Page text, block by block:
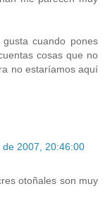
cuando pones
cosas que no
no estaríamos aquí
2007, 20:46:00
otoñales son muy